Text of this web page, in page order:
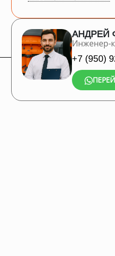
АНДРЕЙ
Инженер-
+7 (950)